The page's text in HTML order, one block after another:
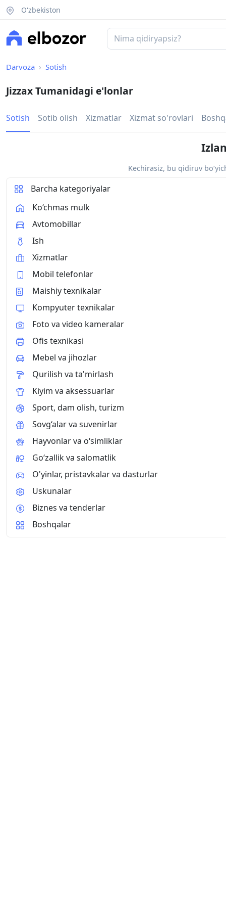
O'zbekiston
Darvoza Sotish
Jizzax Tumanidagi e'lonlar
Sotish Sotib olish Xizmatlar Xizmat so'rovlari
Kechirasiz, bu qidiruv
Barcha kategoriyalar
Ko‘chmas mulk
Avtomobillar
Ish
Xizmatlar
Mobil telefonlar
Maishiy texnikalar
Kompyuter texnikalar
Foto va video kameralar
Ofis texnikasi
Mebel va jihozlar
Qurilish va ta'mirlash
Kiyim va aksessuarlar
Sport, dam olish, turizm
Sovg‘alar va suvenirlar
Hayvonlar va o‘simliklar
Go‘zallik va salomatlik
O'yinlar, pristavkalar va dasturlar
Uskunalar
Biznes va tenderlar
Boshqalar